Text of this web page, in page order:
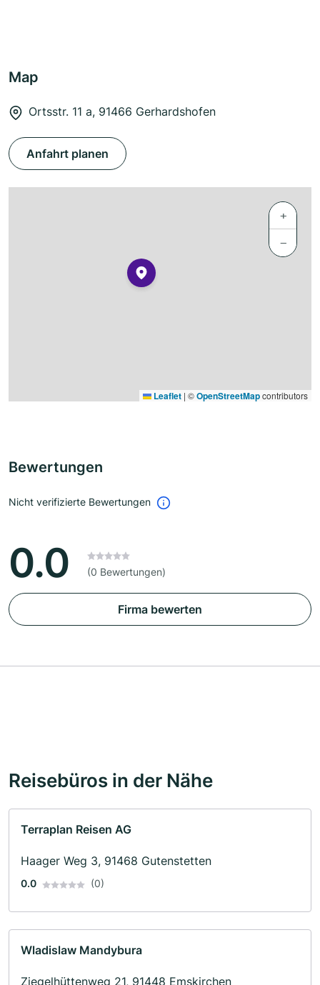
Map
Ortsstr. 11 a, 91466 Gerhardshofen
Anfahrt planen
+
−
Leaflet | ©OpenStreetMapcontributors
Bewertungen
Nicht verifizierte Bewertungen
0.0 (0 Bewertungen)
Firma bewerten
Reisebüros in der Nähe
Terraplan Reisen AG
Haager Weg 3, 91468 Gutenstetten
0.0 (0)
Wladislaw Mandybura
Ziegelhüttenweg 21, 91448 Emskirchen